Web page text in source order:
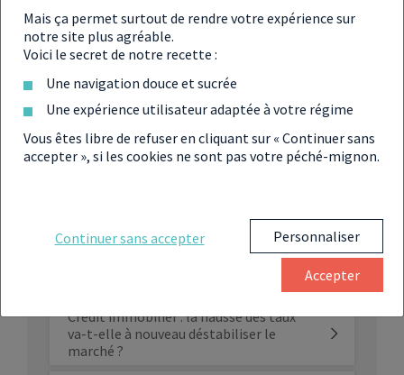
contexte politique tricolore à fleur de peau, certains
experts préfèrent jouer la carte de la prudence. Selon
eux, la stabilité des taux est une opportunité à saisir, en
prévision d’unretournement de situation
fin de l’année 2025
CRÉDIT IMMOBILIER EN
2025
Crédit immobilier : la hausse des taux
va-t-elle à nouveau déstabiliser le
marché ?
Mais ça permet surtout de rendre votre expérience sur
notre site plus agréable.
Voici le secret de notre recette :
Une navigation douce et sucrée
Une expérience utilisateur adaptée à votre régime
Vous êtes libre de refuser en cliquant sur « Continuer sans
accepter », si les cookies ne sont pas votre péché-mignon.
Continuer sans accepter Personnaliser
Accepter